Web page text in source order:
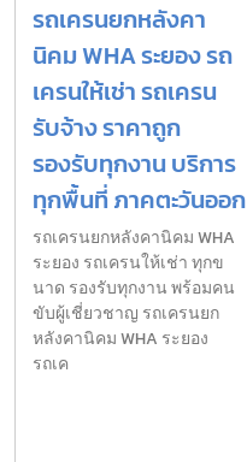
รถเครนยกหลังคา
นิคม WHA ระยอง รถ
เครนให้เช่า รถเครน
รับจ้าง ราคาถูก
รองรับทุกงาน บริการ
ทุกพื้นที่ ภาคตะวันออก
รถเครนยกหลังคานิคม WHA
ระยอง รถเครนให้เช่า ทุกข
นาด รองรับทุกงาน พร้อมคน
ขับผู้เชี่ยวชาญ รถเครนยก
หลังคานิคม WHA ระยอง
รถเค